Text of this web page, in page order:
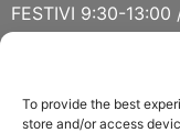
To provide the best
store and/or access
FESTIVI 9:30-13:00
SABATO 15